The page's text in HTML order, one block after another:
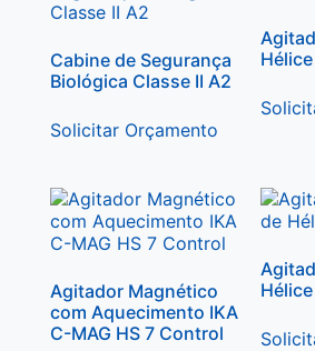
Cabine de Segurança
Biológica Classe II A2
Solicitar Orçamento
Agitador Magnético
com Aquecimento IKA
C-MAG HS 7 Control